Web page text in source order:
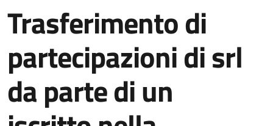
Trasferimento di
partecipazioni di srl
da parte di un